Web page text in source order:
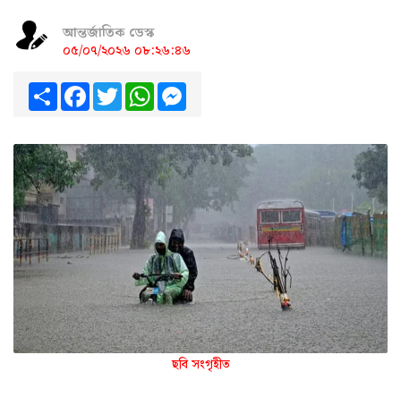
আন্তর্জাতিক ডেস্ক
০৫/০৭/২০২৬ ০৮:২৬:৪৬
ShareFacebook
TwitterWhatsApp
ছবি সংগৃহীত